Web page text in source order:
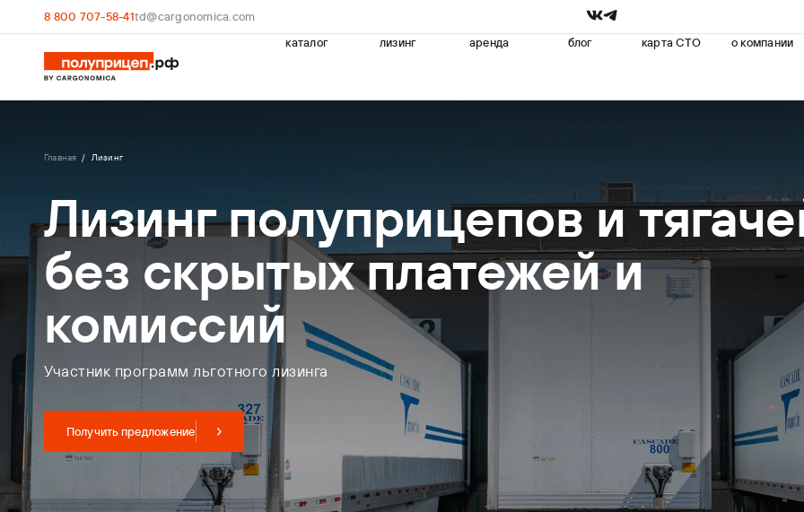
8 800 707-58-41td@cargonomica.com
каталог
лизинг аренда блог карта СТО о компании
Главная Лизинг
Лизинг полуприцепов и
без скрытых платежей и
комиссий
Участник программ льготного лизинга
Получить предложение